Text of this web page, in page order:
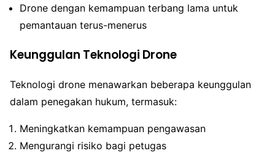
Drone dengan kemampuan terbang lama untuk
pemantauan terus-menerus
Keunggulan Teknologi Drone
Teknologi drone menawarkan beberapa keunggulan
dalam penegakan hukum, termasuk:
Meningkatkan kemampuan pengawasan
Mengurangi risiko bagi petugas